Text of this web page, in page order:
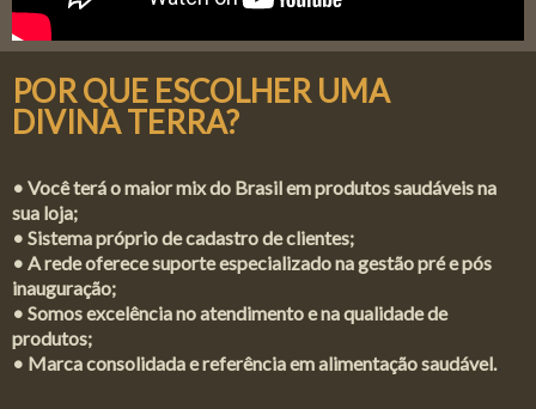
POR QUE ESCOLHER UMA
DIVINA TERRA?
• Você terá o maior mix do Brasil em produtos saudáveis na
sua loja;
• Sistema próprio de cadastro de clientes;
• A rede oferece suporte especializado na gestão pré e pós
inauguração;
• Somos excelência no atendimento e na qualidade de
produtos;
• Marca consolidada e referência em alimentação saudável..